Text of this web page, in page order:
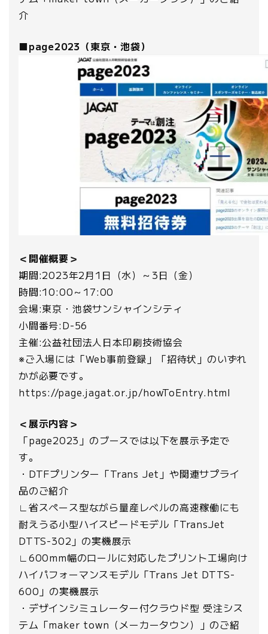
介
■page2023（東京・池袋）
＜開催概要＞
期間:2023年2月1日（水）～3日（金）
時間:10:00～17:00
会場:東京・池袋サンシャインシティ
小間番号:D-56
主催:公益社団法人日本印刷技術協会
※ご入場には「Web事前登録」「招待状」のいずれ
かが必要です。
https://page.jagat.or.jp/howToEntry.html
＜展示内容＞
「page2023」のブースでは以下を展示予定で
す。
・DTFプリンター「Trans Jet」や関連サプライ
品のご紹介
∟省スペース型ながら量産レベルの高速稼働にも
耐えうる小型ハイスピードモデル「TransJet
DTTS-302」の実機展示
∟600mm幅のロールに対応したプリント工場向け
ハイパフォーマンスモデル「Trans Jet DTTS-
600」の実機展示
・デザインシミュレーター付クラウド型 受注シス
テム「maker town（メーカータウン）」のご紹